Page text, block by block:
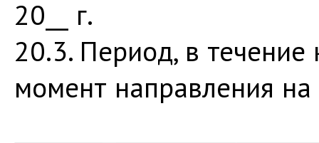
20__ г.
20.3. Период, в течение
момент направления